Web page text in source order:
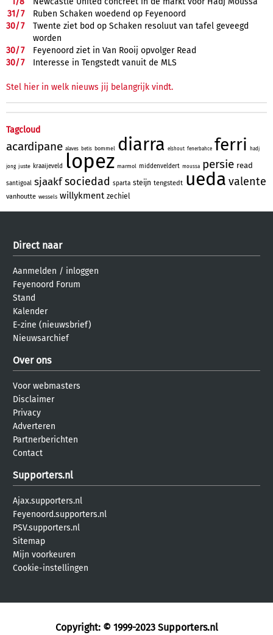
31/7
Ruben Schaken woedend op Feyenoord
30/7
Twente ziet bod op Schaken resoluut van tafel geveegd
worden
30/7
Feyenoord ziet in Van Rooij opvolger Read
30/7 Interesse in Tengstedt vanuit de MLS
Stel hier in welk nieuws jij belangrijk vindt.
Tagcloud
acardipane alaves betis bommel diarra elshout fenerbahce ferri hadj
jong juste kraaijeveld lopez marmol middenveldert moussa persie read
santigoal sjaakfsociedad sparta steijn tengstedt ueda valente
vanhoutte wessels willykment zechiel
Direct naar
Aanmelden / inloggen
Feyenoord Forum
Stand
Kalender
E-zine (nieuwsbrief)
Nieuwsarchief
Over ons
Voor webmasters
Disclaimer
Privacy
Adverteren
Partnerberichten
Contact
Supporters.nl
Ajax.supporters.nl
Feyenoord.supporters.nl
PSV.supporters.nl
Sitemap
Mijn voorkeuren
Cookie-instellingen
Copyright: © 1999-2023 Supporters.nl